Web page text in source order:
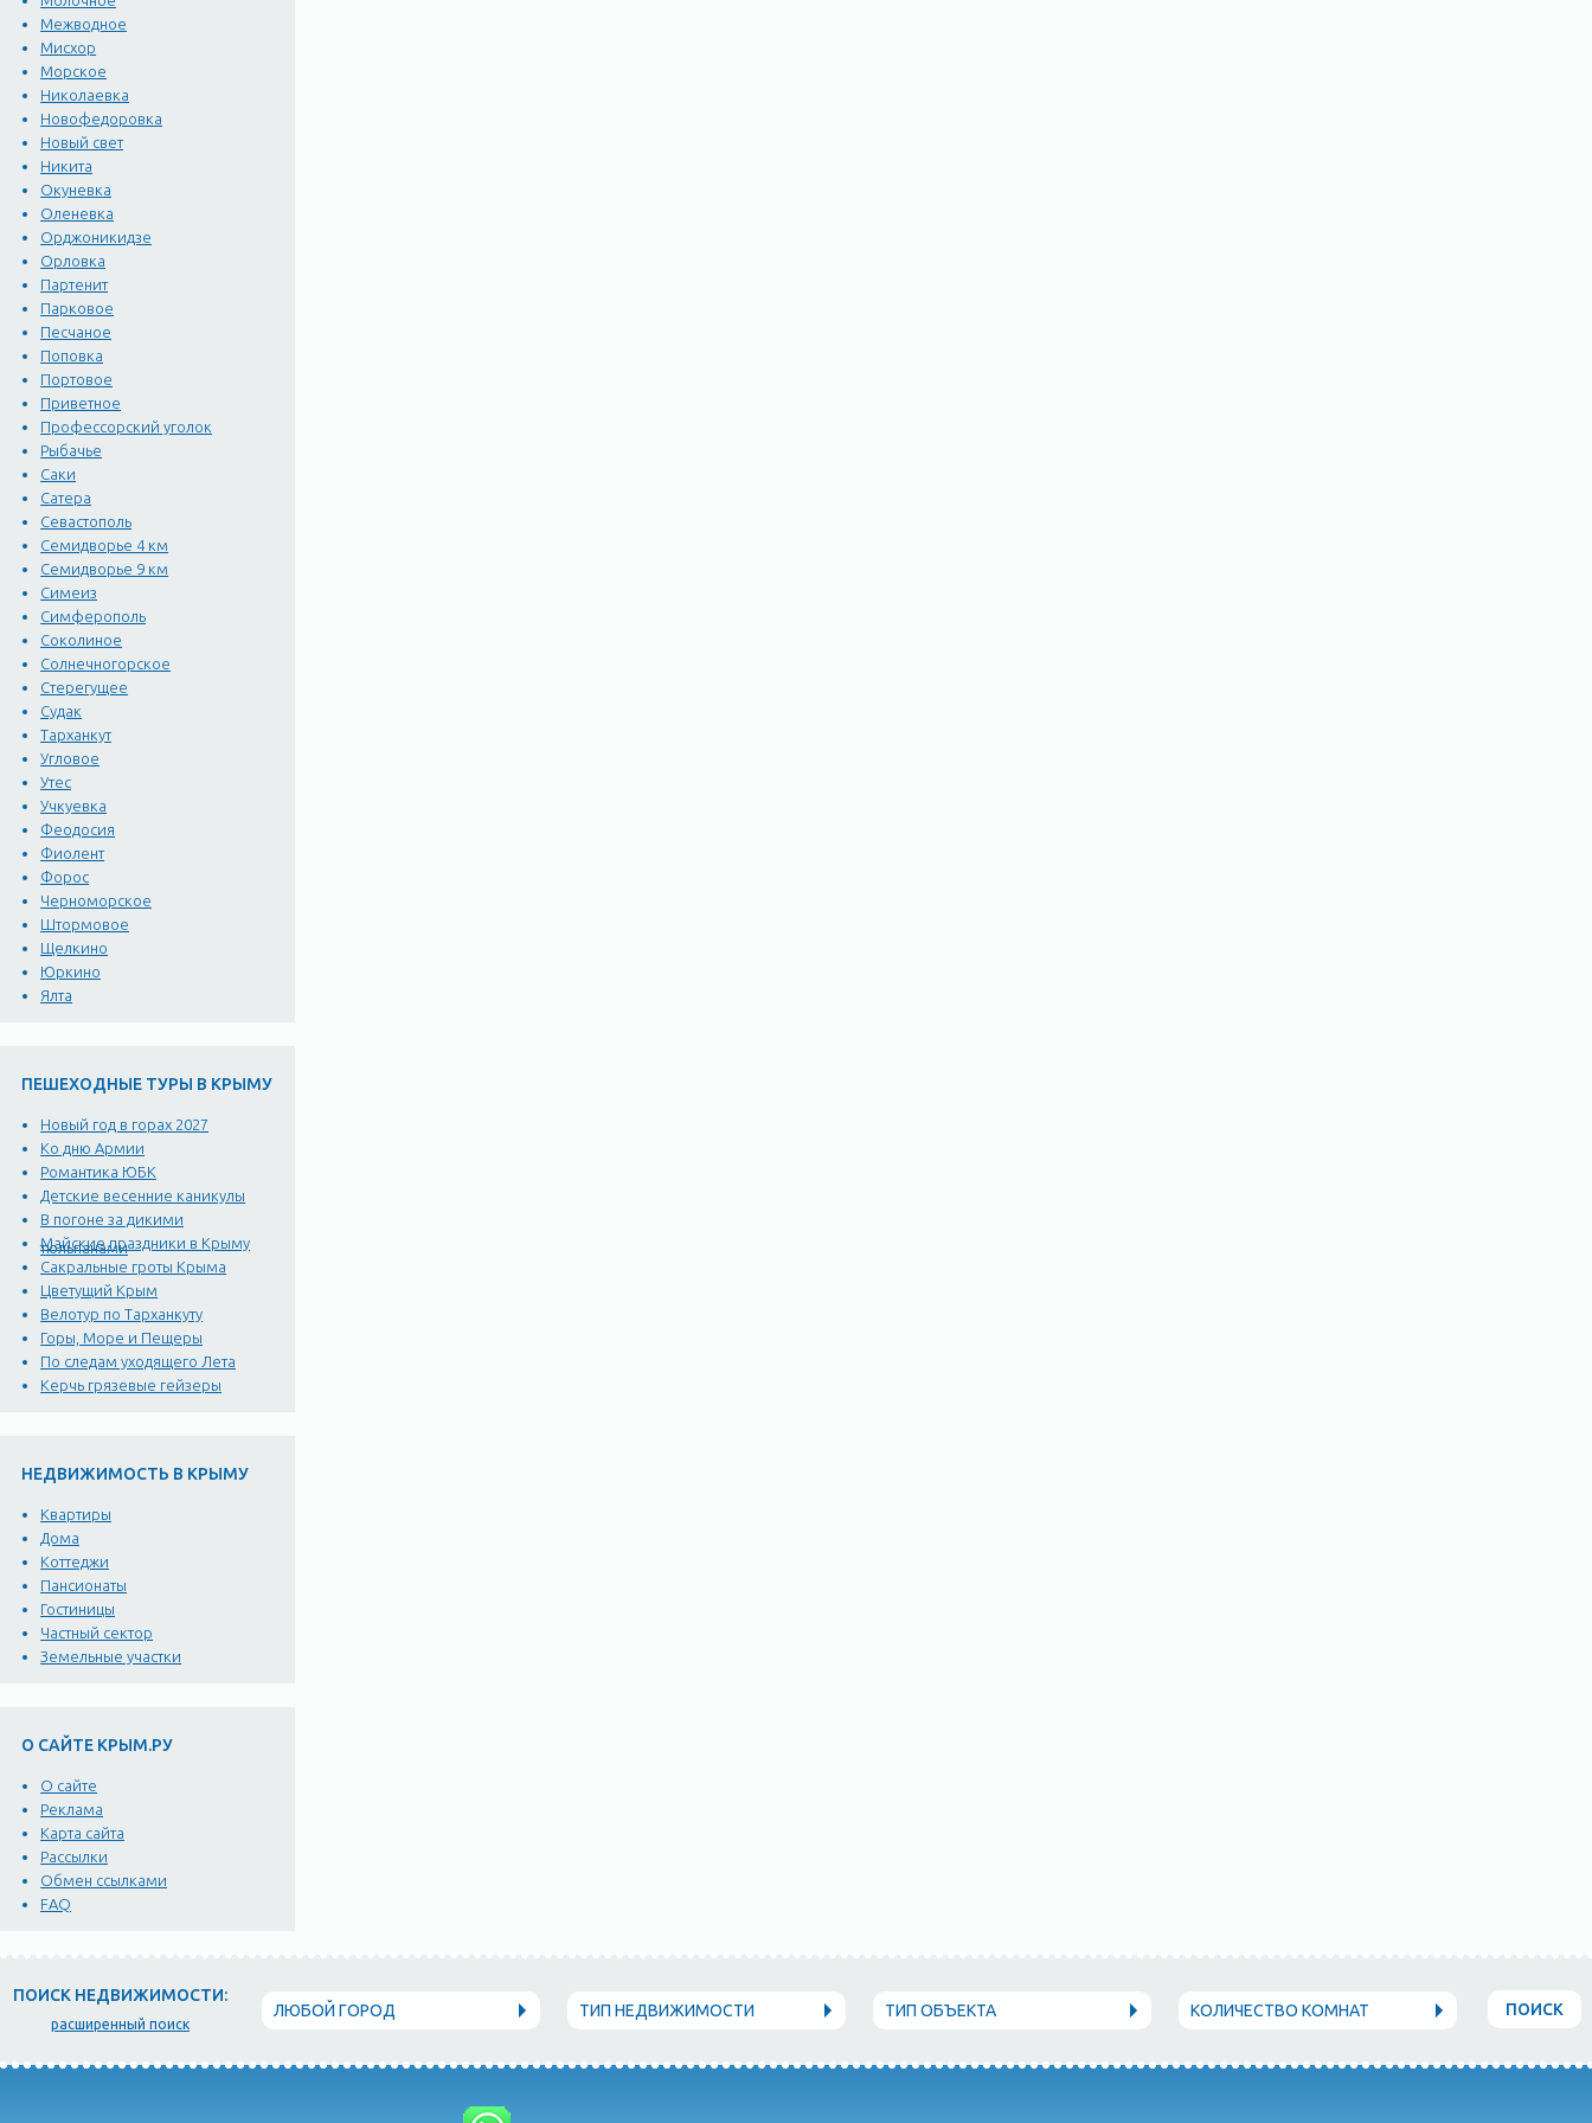
Межводное
Мисхор
Морское
Николаевка
Новофедоровка
Новый свет
Никита
Окуневка
Оленевка
Орджоникидзе
Орловка
Партенит
Парковое
Песчаное
Поповка
Портовое
Приветное
Профессорский уголок
Рыбачье
Саки
Сатера
Севастополь
Семидворье 4 км
Семидворье 9 км
Симеиз
Симферополь
Соколиное
Солнечногорское
Стерегущее
Судак
Тарханкут
Угловое
Утес
Учкуевка
Феодосия
Фиолент
Форос
Черноморское
Штормовое
Щелкино
Юркино
Ялта
ПЕШЕХОДНЫЕ ТУРЫ В КРЫМУ
Новый год в горах 2027
Ко дню Армии
Романтика ЮБК
Детские весенние каникулы
В погоне за дикими
тюльпанами
Майские праздники в Крыму
Сакральные гроты Крыма
Цветущий Крым
Велотур по Тарханкуту
Горы, Море и Пещеры
По следам уходящего Лета
Керчь грязевые гейзеры
НЕДВИЖИМОСТЬ В КРЫМУ
Квартиры
Дома
Коттеджи
Пансионаты
Гостиницы
Частный сектор
Земельные участки
О САЙТЕ КРЫМ.РУ
О сайте
Реклама
Карта сайта
Рассылки
Обмен ссылками
FAQ
ПОИСК НЕДВИЖИМОСТИ:
расширенный поиск
ЛЮБОЙ ГОРОД ТИП НЕДВИЖИМОСТИ ТИП ОБЪЕКТА КОЛИЧЕСТВО КОМНАТ ПОИСК